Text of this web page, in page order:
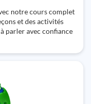
notre cours complet
et des activités
parler avec confiance